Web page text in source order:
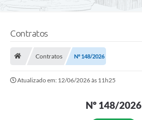
Contratos
Contratos Nº 148/2026
Atualizado em: 12/06/2026 às 11h25
Nº 148/2026